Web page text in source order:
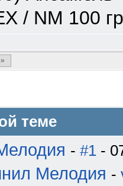
/ NM 100
теме
- #1 -
Мелодия -